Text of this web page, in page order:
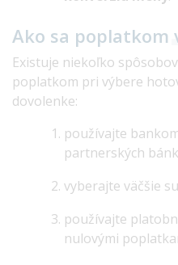
Ako sa poplatkom
Existuje niekoľko
poplatkom pri výbere
dovolenke:
používajte
partnerských
vyberajte väčšie
používajte
nulovými